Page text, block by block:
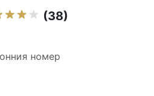
(38)
номер